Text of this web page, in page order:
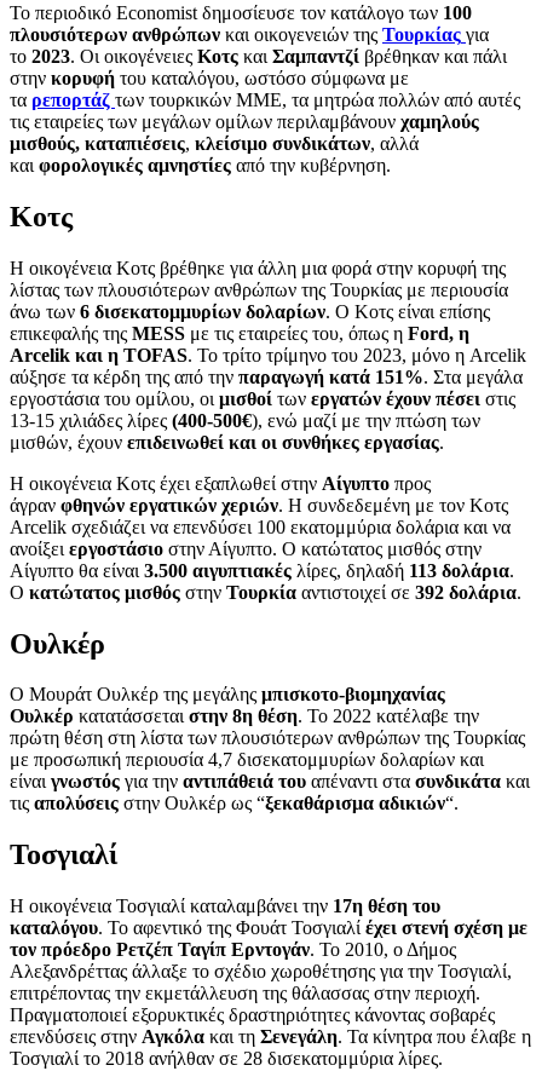
Το περιοδικό Economist δημοσίευσε τον κατάλογο των 100
πλουσιότερων ανθρώπων και οικογενειών της Τουρκίας για
το 2023. Οι οικογένειες Κοτς και Σαμπαντζί βρέθηκαν και πάλι
στην κορυφή του καταλόγου, ωστόσο σύμφωνα με
τα ρεπορτάζ των τουρκικών ΜΜΕ, τα μητρώα πολλών από αυτές
τις εταιρείες των μεγάλων ομίλων περιλαμβάνουν χαμηλούς
μισθούς, καταπιέσεις, κλείσιμο συνδικάτων, αλλά
και φορολογικές αμνηστίες από την κυβέρνηση.
Κοτς
Η οικογένεια Κοτς βρέθηκε για άλλη μια φορά στην κορυφή της
λίστας των πλουσιότερων ανθρώπων της Τουρκίας με περιουσία
άνω των 6 δισεκατομμυρίων δολαρίων. Ο Κοτς είναι επίσης
επικεφαλής της MESS με τις εταιρείες του, όπως η Ford, η
Arcelik και η TOFAS. Το τρίτο τρίμηνο του 2023, μόνο η Arcelik
αύξησε τα κέρδη της από την παραγωγή κατά 151%. Στα μεγάλα
εργοστάσια του ομίλου, οι μισθοί των εργατών έχουν πέσει στις
13-15 χιλιάδες λίρες (400-500€), ενώ μαζί με την πτώση των
μισθών, έχουν επιδεινωθεί και οι συνθήκες εργασίας.
Η οικογένεια Κοτς έχει εξαπλωθεί στην Αίγυπτο προς
άγραν φθηνών εργατικών χεριών. Η συνδεδεμένη με τον Κοτς
Arcelik σχεδιάζει να επενδύσει 100 εκατομμύρια δολάρια και να
ανοίξει εργοστάσιο στην Αίγυπτο. Ο κατώτατος μισθός στην
Αίγυπτο θα είναι 3.500 αιγυπτιακές λίρες, δηλαδή 113 δολάρια.
Ο κατώτατος μισθός στην Τουρκία αντιστοιχεί σε 392 δολάρια.
Ουλκέρ
Ο Μουράτ Ουλκέρ της μεγάλης μπισκοτο-βιομηχανίας
Ουλκέρ κατατάσσεταιστην 8η θέση. Το 2022 κατέλαβε την
πρώτη θέση στη λίστα των πλουσιότερων ανθρώπων της Τουρκίας
με προσωπική περιουσία 4,7 δισεκατομμυρίων δολαρίων και
είναιγνωστός για την αντιπάθειά του απέναντι στα συνδικάτα και
τις απολύσεις στην Ουλκέρ ως “ξεκαθάρισμα αδικιών“.
Τοσγιαλί
Η οικογένεια Τοσγιαλί καταλαμβάνει την 17η θέση του
καταλόγου. Το αφεντικό της Φουάτ Τοσγιαλί έχει στενή σχέση με
τον πρόεδρο Ρετζέπ Ταγίπ Ερντογάν. Το 2010, ο Δήμος
Αλεξανδρέττας άλλαξε το σχέδιο χωροθέτησης για την Τοσγιαλί,
επιτρέποντας την εκμετάλλευση της θάλασσας στην περιοχή.
Πραγματοποιεί εξορυκτικές δραστηριότητες κάνοντας σοβαρές
επενδύσεις στην Αγκόλα και τη Σενεγάλη. Τα κίνητρα που έλαβε η
Τοσγιαλί το 2018 ανήλθαν σε 28 δισεκατομμύρια λίρες.